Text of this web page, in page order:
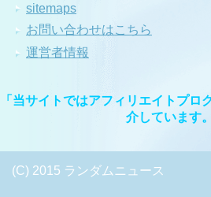
sitemaps
お問い合わせはこちら
運営者情報
「当サイトではアフィリエイトプロ
介しています。
(C) 2015 ランダムニュース